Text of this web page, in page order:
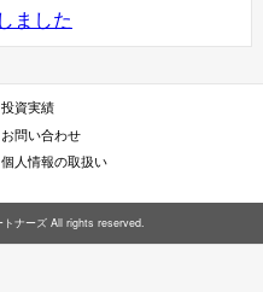
ました
投資実績
お問い合わせ
個人情報の取扱い
ナーズ All rights reserved.